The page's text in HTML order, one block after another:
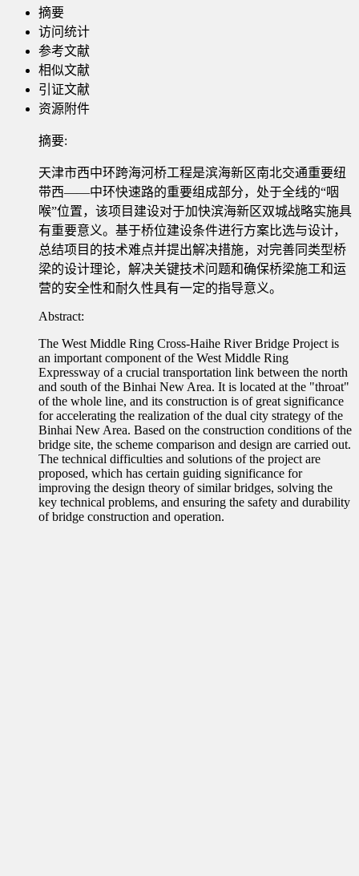
摘要
访问统计
参考文献
相似文献
引证文献
资源附件
摘要:
天津市西中环跨海河桥工程是滨海新区南北交通重要纽
带西——中环快速路的重要组成部分，处于全线的“咽
喉”位置，该项目建设对于加快滨海新区双城战略实施具
有重要意义。基于桥位建设条件进行方案比选与设计，
总结项目的技术难点并提出解决措施，对完善同类型桥
梁的设计理论，解决关键技术问题和确保桥梁施工和运
营的安全性和耐久性具有一定的指导意义。
Abstract:
The West Middle Ring Cross-Haihe River Bridge Project is
an important component of the West Middle Ring
Expressway of a crucial transportation link between the north
and south of the Binhai New Area. It is located at the "throat"
of the whole line, and its construction is of great significance
for accelerating the realization of the dual city strategy of the
Binhai New Area. Based on the construction conditions of the
bridge site, the scheme comparison and design are carried out.
The technical difficulties and solutions of the project are
proposed, which has certain guiding significance for
improving the design theory of similar bridges, solving the
key technical problems, and ensuring the safety and durability
of bridge construction and operation.